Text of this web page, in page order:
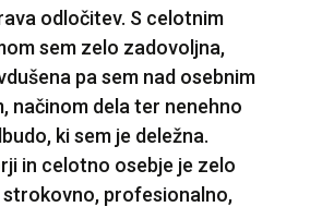
odločitev. S celotnim
sem zelo zadovoljna,
pa sem nad osebnim
načinom dela ter nenehno
ki sem je deležna.
in celotno osebje je zelo
strokovno, profesionalno,